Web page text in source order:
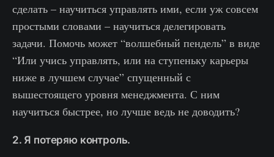
сделать – научиться управлять ими, если уж совсем
простыми словами – научиться делегировать
задачи. Помочь может “волшебный пендель” в виде
“Или учись управлять, или на ступеньку карьеры
ниже в лучшем случае” спущенный с
вышестоящего уровня менеджмента. С ним
научиться быстрее, но лучше ведь не доводить?
2. Я потеряю контроль.